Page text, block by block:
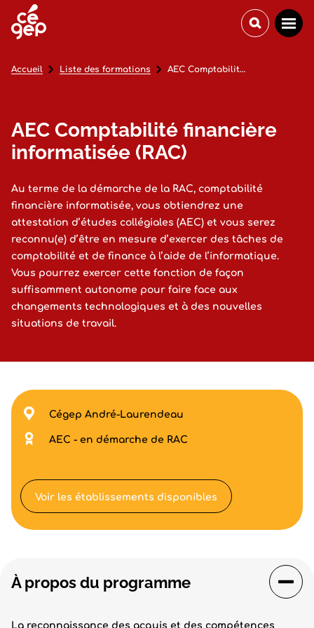
AEC Comptabilité financière
informatisée (RAC)
Au terme de la démarche de la RAC, comptabilité
financière informatisée, vous obtiendrez une
attestation d’études collégiales (AEC) et vous serez
reconnu(e) d’être en mesure d’exercer des tâches de
comptabilité et de finance à l’aide de l’informatique.
Vous pourrez exercer cette fonction de façon
suffisamment autonome pour faire face aux
changements technologiques et à des nouvelles
situations de travail.
Accueil Liste des formations AEC Comptabilité financière informatisée (RAC)
À propos du programme
La reconnaissance des acquis et des compétences
Cégep André-Laurendeau
AEC - en démarche de RAC
Voir les établissements disponibles